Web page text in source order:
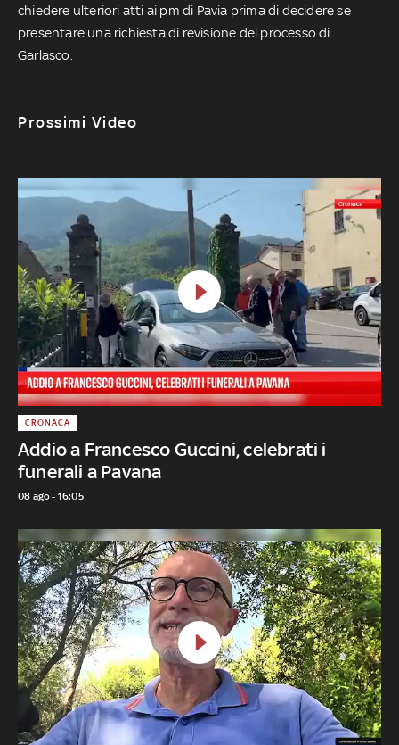
chiedere ulteriori atti ai pm di Pavia prima di decidere se
presentare una richiesta di revisione del processo di
Garlasco.
Prossimi Video
Addio a Francesco Guccini, celebrati i
funerali a Pavana
CRONACA
08 ago - 16:05